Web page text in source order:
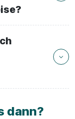
dann?